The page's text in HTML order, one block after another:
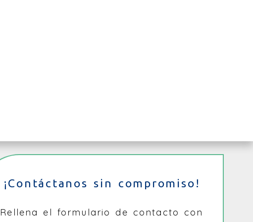
¡Contáctanos sin compromiso!
Rellena el formulario de contacto con